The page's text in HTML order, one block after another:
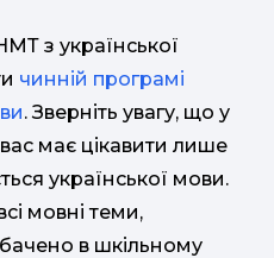
з української
чинній програмі
. Зверніть увагу, що у
має цікавити лише
української мови.
мовні теми,
в шкільному